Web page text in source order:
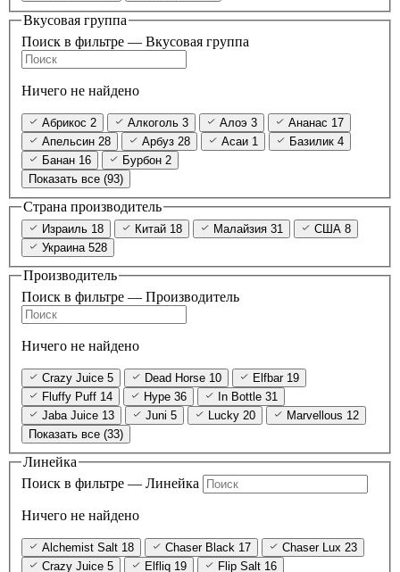
Вкусовая группа
Поиск в фильтре — Вкусовая группа
Ничего не найдено
Абрикос 2 Алкоголь 3 Алоэ 3 Ананас 17
Апельсин 28 Арбуз 28 Асаи 1 Базилик 4
Банан 16 Бурбон 2
Показать все (93)
Страна производитель
Израиль 18 Китай 18 Малайзия 31 США 8
Украина 528
Производитель
Поиск в фильтре — Производитель
Ничего не найдено
Crazy Juice 5 Dead Horse 10 Elfbar 19
Fluffy Puff 14 Hype 36 In Bottle 31
Jaba Juice 13 Juni 5 Lucky 20 Marvellous 12
Показать все (33)
Линейка
Поиск в фильтре — Линейка
Ничего не найдено
Alchemist Salt 18 Chaser Black 17 Chaser Lux 23
Crazy Juice 5 Elfliq 19 Flip Salt 16